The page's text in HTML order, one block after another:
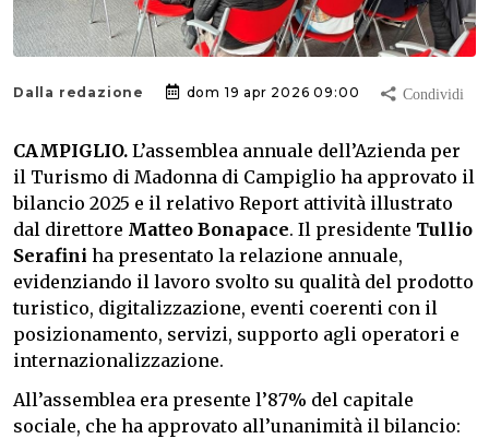
Dalla redazione dom 19 apr 2026 09:00
CAMPIGLIO. L’assemblea annuale dell’Azienda per
il Turismo di Madonna di Campiglio ha approvato il
bilancio 2025 e il relativo Report attività illustrato
dal direttore Matteo Bonapace. Il presidente Tullio
Serafini ha presentato la relazione annuale,
evidenziando il lavoro svolto su qualità del prodotto
turistico, digitalizzazione, eventi coerenti con il
posizionamento, servizi, supporto agli operatori e
internazionalizzazione.
All’assemblea era presente l’87% del capitale
sociale, che ha approvato all’unanimità il bilancio: